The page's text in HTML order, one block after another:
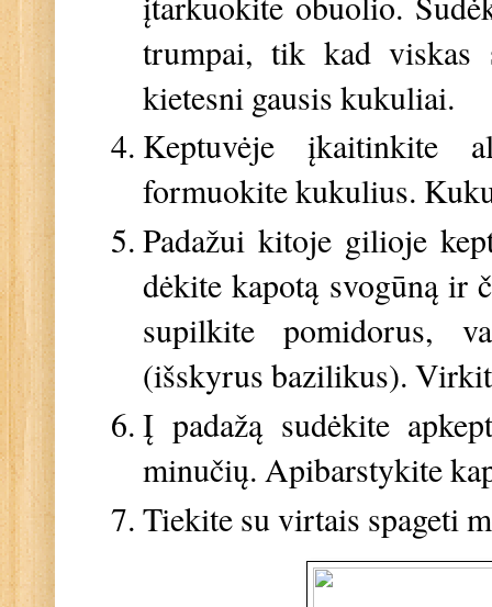
trumpai, tik kad
kietesni gausis kukuliai.
Keptuvėje įkaitinkite
formuokite kukulius.
Padažui kitoje gilioje
dėkite kapotą svogūną ir
supilkite pomidorus,
(išskyrus bazilikus).
Į padažą sudėkite
minučių. Apibarstykite
Tiekite su virtais spageti